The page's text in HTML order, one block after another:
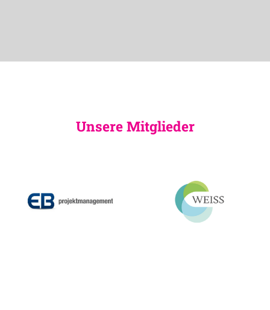
Unsere Mitglieder